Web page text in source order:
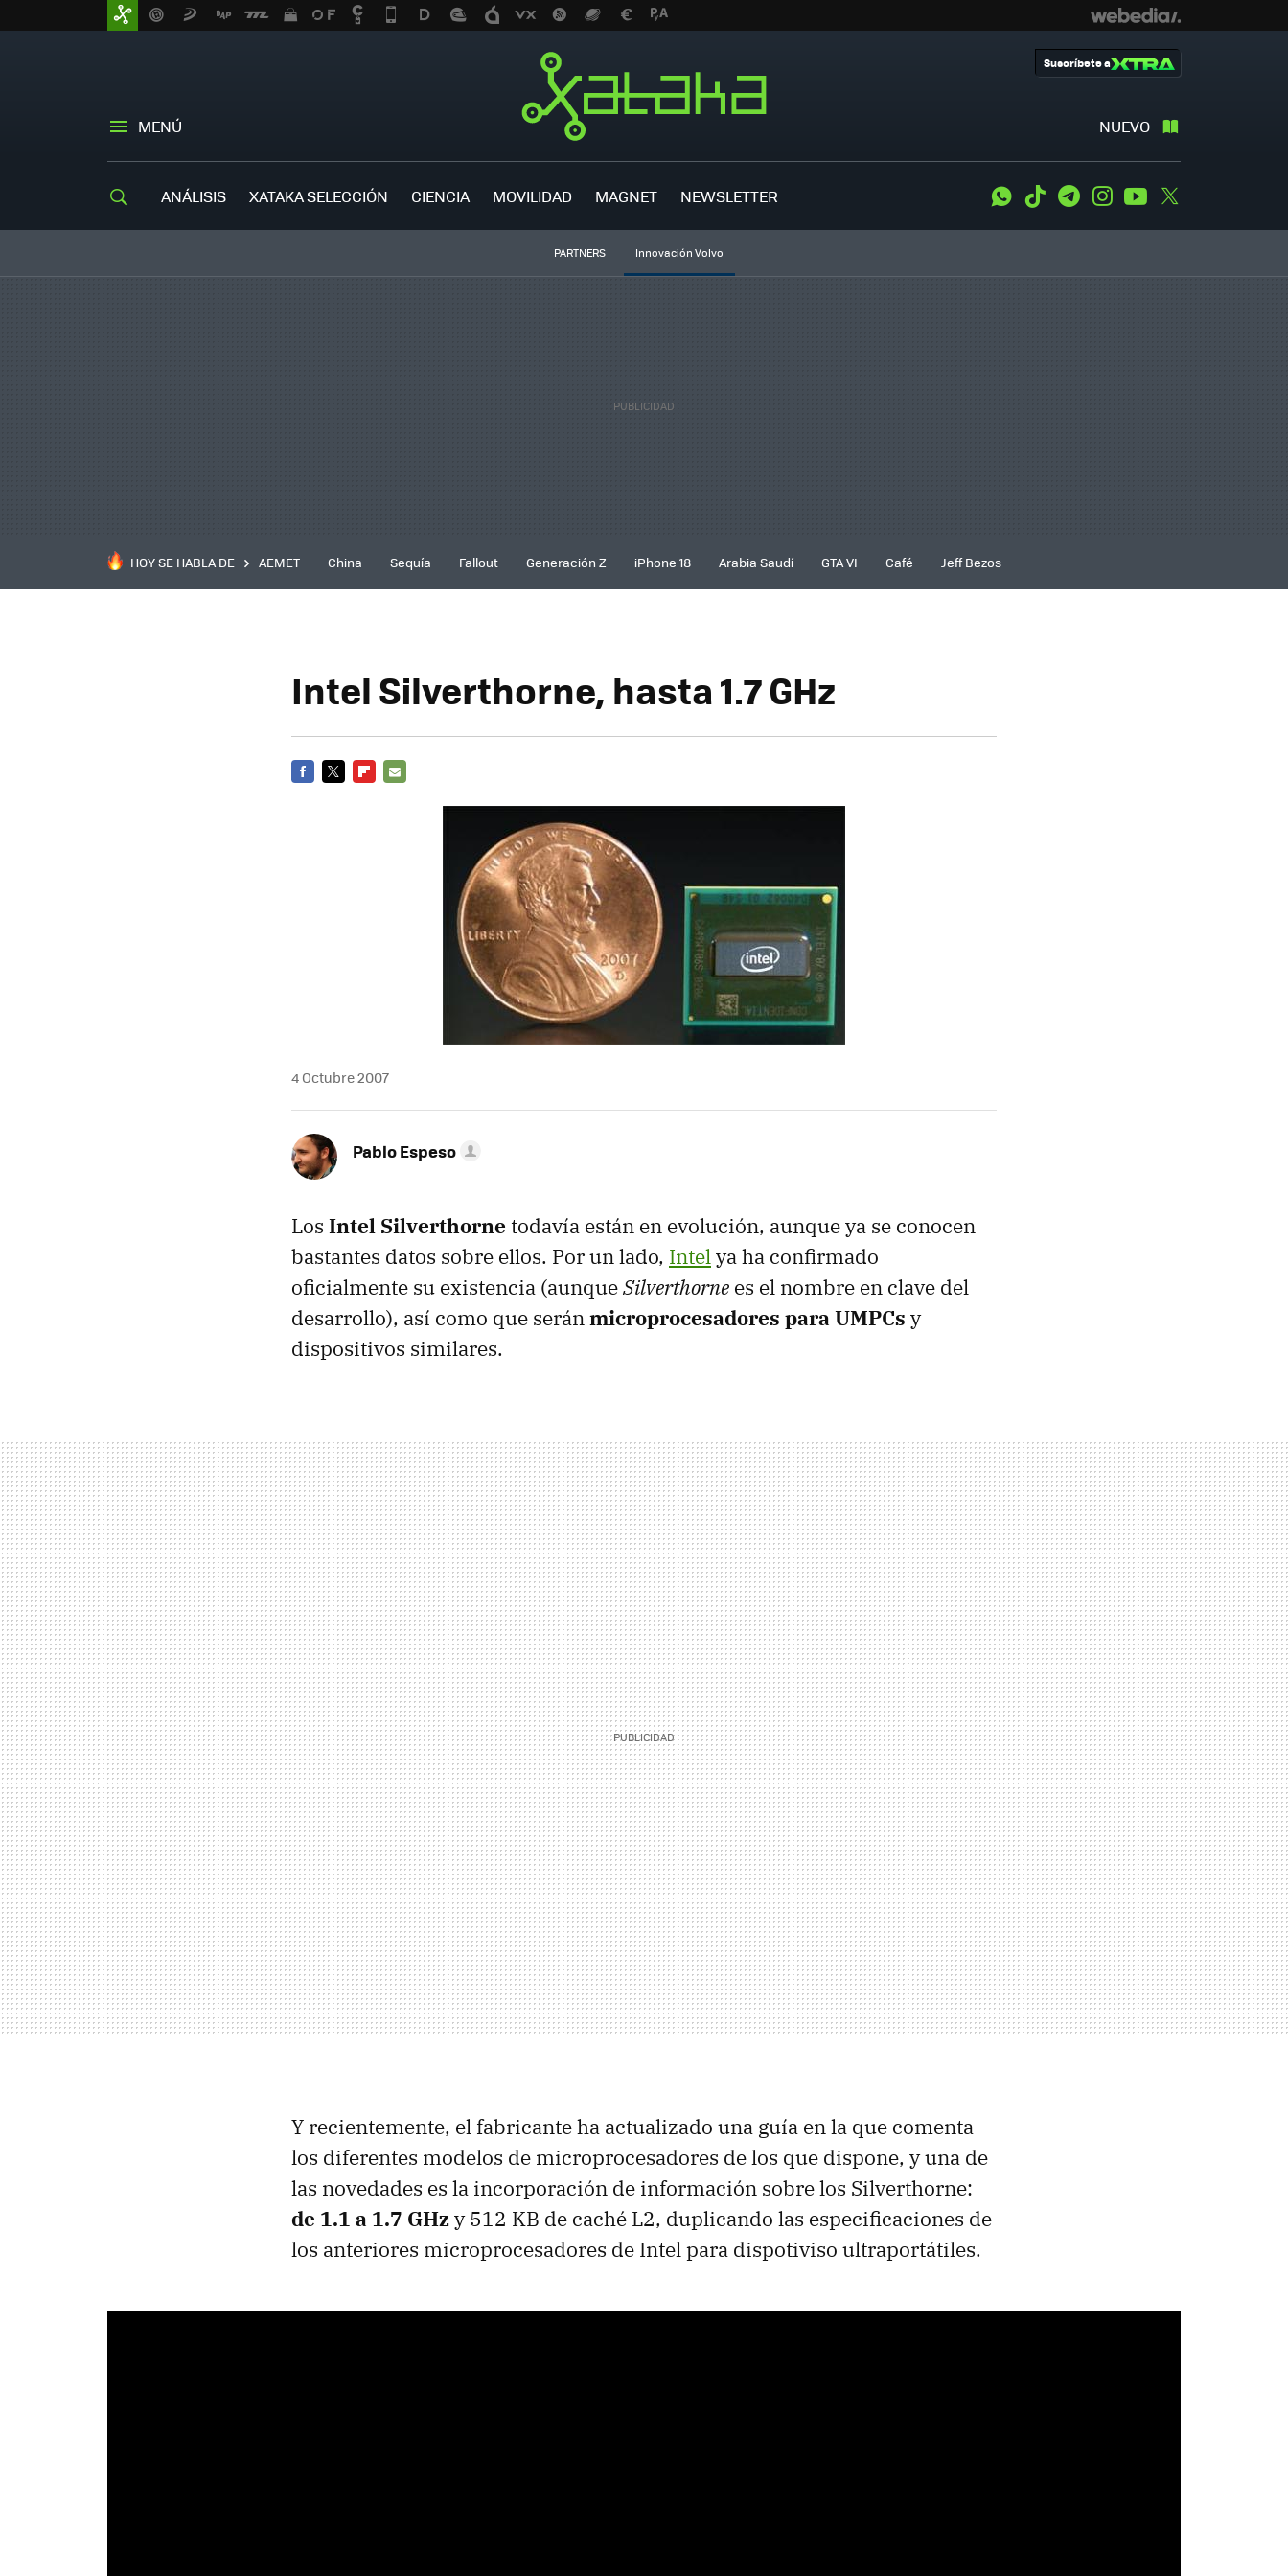
MENÚ NUEVO
Suscríbete a
ANÁLISIS XATAKA SELECCIÓN CIENCIA MOVILIDAD MAGNET NEWSLETTER WhatsApp
Tiktok TelegramInstagramYoutube
PARTNERS Innovación Volvo
HOY SE HABLA DE AEMET China Sequía Fallout Generación Z iPhone 18 Arabia Saudí GTA VI Café Jeff Bezos
Intel Silverthorne, hasta 1.7 GHz
4 Octubre 2007
Pablo Espeso
Los Intel Silverthorne todavía están en evolución, aunque ya se conocen
bastantes datos sobre ellos. Por un lado, Intelya ha confirmado
oficialmente su existencia (aunqueSilverthorne es el nombre en clave del
desarrollo), así como que seránmicroprocesadores para UMPCs y
dispositivos similares.
Y recientemente, el fabricante ha actualizado una guía en la que comenta
los diferentes modelos de microprocesadores de los que dispone, y una de
las novedades es la incorporación de información sobre los Silverthorne:
de 1.1 a 1.7 GHzy 512 KB de caché L2, duplicando las especificaciones de
los anteriores microprocesadores de Intel para dispotiviso ultraportátiles.